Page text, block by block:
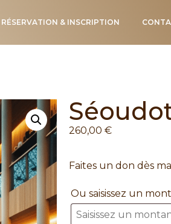
RÉSERVATION & INSCRIPTION
260,00 €
Faites un don dès
Ou saisissez un